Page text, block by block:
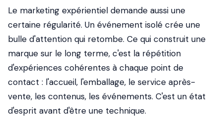
Le marketing expérientiel demande aussi une
certaine régularité. Un événement isolé crée une
bulle d'attention qui retombe. Ce qui construit une
marque sur le long terme, c'est la répétition
d'expériences cohérentes à chaque point de
contact : l'accueil, l'emballage, le service après-
vente, les contenus, les événements. C'est un état
d'esprit avant d'être une technique.